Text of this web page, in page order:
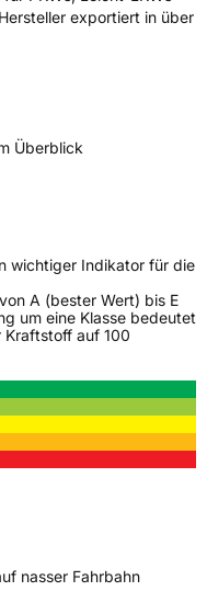
Symbol
2 18197 Pulianas
exportiert in über
Überblick
wichtiger Indikator für die
A (bester Wert) bis E
um eine Klasse bedeutet
Kraftstoff auf 100
nasser Fahrbahn